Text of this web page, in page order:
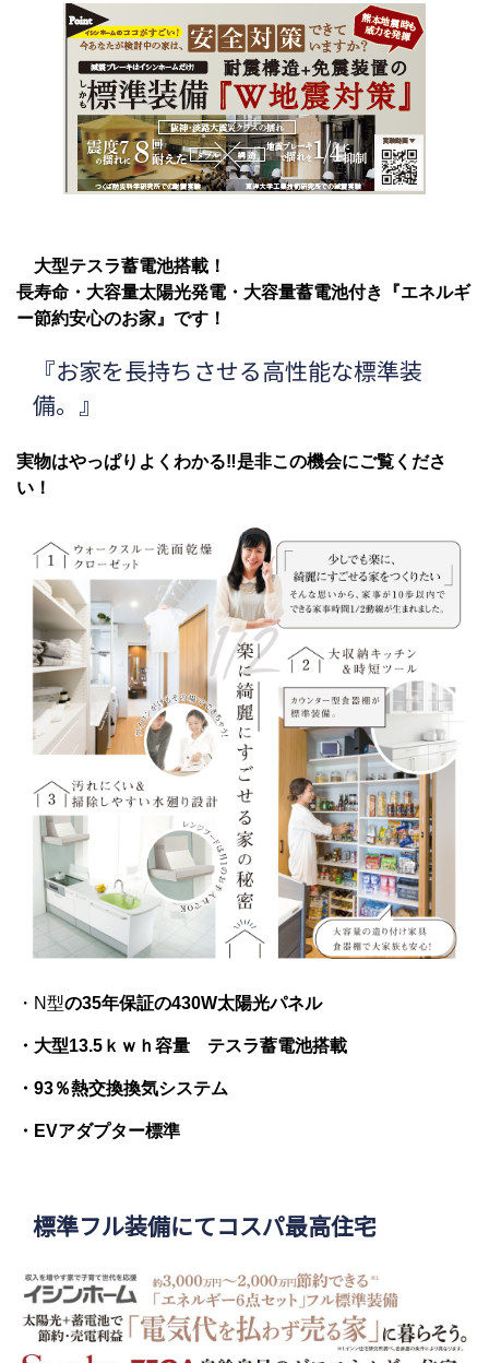
大型テスラ蓄電池搭載！
長寿命・大容量太陽光発電・大容量蓄電池付き『エネルギ
ー節約安心のお家』です！
『お家を長持ちさせる高性能な標準装
備。』
実物はやっぱりよくわかる‼是非この機会にご覧くださ
い！
・N型の35年保証の430W太陽光パネル
・大型13.5ｋｗｈ容量 テスラ蓄電池搭載
・93％熱交換換気システム
・EVアダプター標準
標準フル装備にてコスパ最高住宅